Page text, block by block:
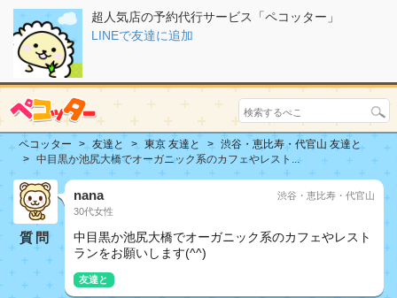
超人気店の予約代行サービス「ペコッター」
LINEで友達に追加
ペコッター 友達と 東京 友達と
渋谷・恵比寿・代官山 友達と
中目黒か池尻大橋でオーガニック系のカフェやレスト...
質問
nana
30代女性
渋谷・恵比寿・代官山
中目黒か池尻大橋でオーガニック系のカフェやレスト
ランをお願いします(^^)
友達と